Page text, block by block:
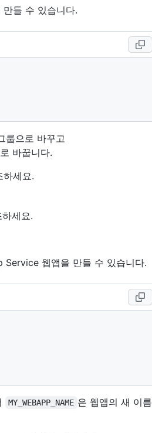
들 수 있습니다.
룹으로 바꾸고
바꿉니다.
세요.
세요.
웹앱을 만들 수 있습니다.
MY_WEBAPP_NAME 은 웹앱의 새 이름